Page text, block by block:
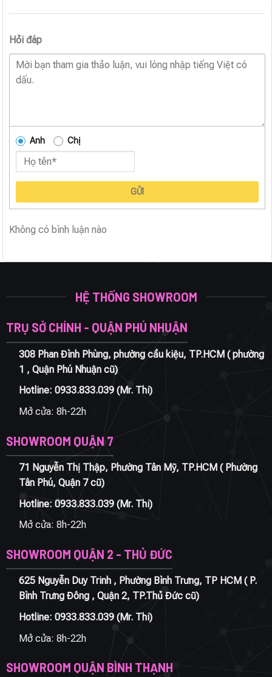
Hỏi đáp
Anh Chị
GỬI
Không có bình luận nào
HỆ THỐNG SHOWROOM
TRỤ SỞ CHÍNH - QUẬN PHÚ NHUẬN
308 Phan Đình Phùng, phường cầu kiệu, TP.HCM ( phường
1 , Quận Phú Nhuận cũ)
Hotline: 0933.833.039(Mr. Thi)
Mở cửa: 8h-22h
SHOWROOM QUẬN 7
71 Nguyễn Thị Thập, Phường Tân Mỹ, TP.HCM ( Phường
Tân Phú, Quận 7 cũ)
Hotline: 0933.833.039(Mr. Thi)
Mở cửa: 8h-22h
SHOWROOM QUẬN 2 - THỦ ĐỨC
625 Nguyễn Duy Trinh , Phường Bình Trưng, TP HCM ( P.
Bình Trưng Đông , Quận 2, TP.Thủ Đức cũ)
Hotline: 0933.833.039(Mr. Thi)
Mở cửa: 8h-22h
SHOWROOM QUẬN BÌNH THẠNH